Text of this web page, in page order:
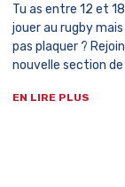
Tu as entre 12 et
jouer au rugby
pas plaquer ?
nouvelle section de
EN LIRE PLUS